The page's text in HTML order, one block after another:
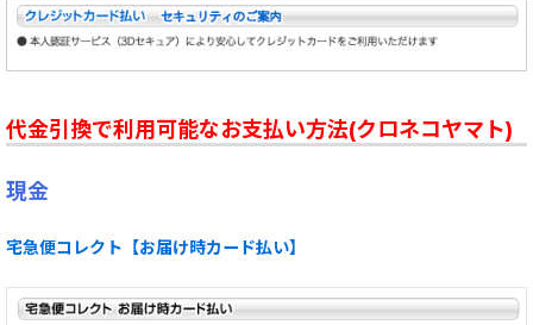
代金引換で利用可能なお支払い方法(クロネコヤマト)
現金
宅急便コレクト【お届け時カード払い】